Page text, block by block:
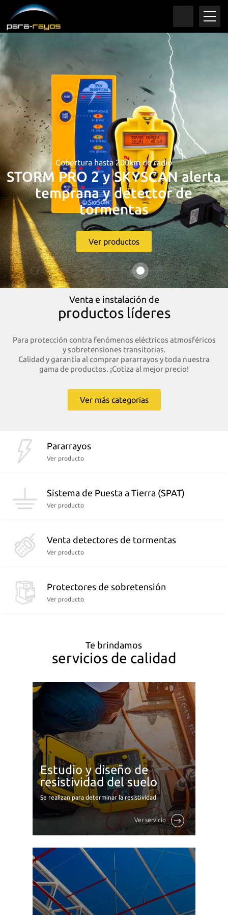
Nuestros servicios
Brindamos estudio, diseño,
mantenimiento e
implementación de Sistema de
pararrayos y SPAT
Ver servicio
Venta e instalación de
productos líderes
Para protección contra fenómenos eléctricos atmosféricos
y sobretensiones transitorias.
Calidad y garantía al comprar pararrayos y toda nuestra
gama de productos. ¡Cotiza al mejor precio!
Ver más categorías
Pararrayos
Ver producto
Sistema de Puesta a Tierra (SPAT)
Ver producto
Venta detectores de tormentas
Ver producto
Protectores de sobretensión
Ver producto
Te brindamos
servicios de calidad
Estudio y diseño de
resistividad del suelo
Se realizan para determinar la resistividad
eléctrica del suelo o los niveles de corrosión
presentes que pueden reducir
significativamente la resistencia del terreno
Ver servicio